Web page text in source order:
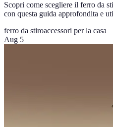
Scopri come scegliere il ferro da
con questa guida approfondita e
ferro da stiroaccessori per la casa
Aug 5